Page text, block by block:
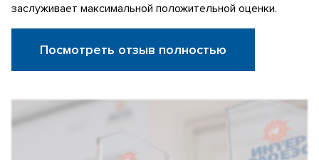
заслуживает максимальной положительной оценки.
Посмотреть отзыв полностью